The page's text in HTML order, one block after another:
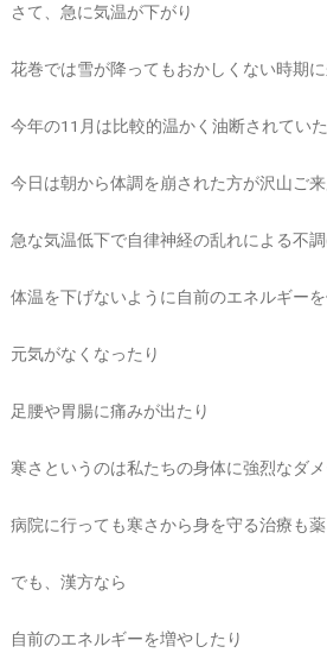
さて、急に気温が下がり
花巻では雪が降ってもおかしくない時期
今年の11月は比較的温かく油断されてい
今日は朝から体調を崩された方が沢山ご
急な気温低下で自律神経の乱れによる不
体温を下げないように自前のエネルギー
元気がなくなったり
足腰や胃腸に痛みが出たり
寒さというのは私たちの身体に強烈なダ
病院に行っても寒さから身を守る治療も
でも、漢方なら
自前のエネルギーを増やしたり